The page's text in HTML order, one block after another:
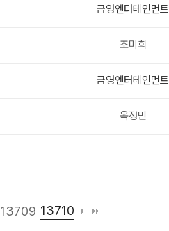
금영엔터테인먼트
조미희
금영엔터테인먼트
옥정민
13709 13710